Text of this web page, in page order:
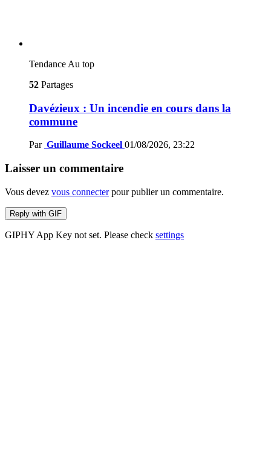
Tendance Au top
52 Partages
Davézieux : Un incendie en cours dans la
commune
Par Guillaume Sockeel 01/08/2026, 23:22
Laisser un commentaire
Vous devez vous connecterpour publier un commentaire.
Reply with GIF
GIPHY App Key not set. Please check settings